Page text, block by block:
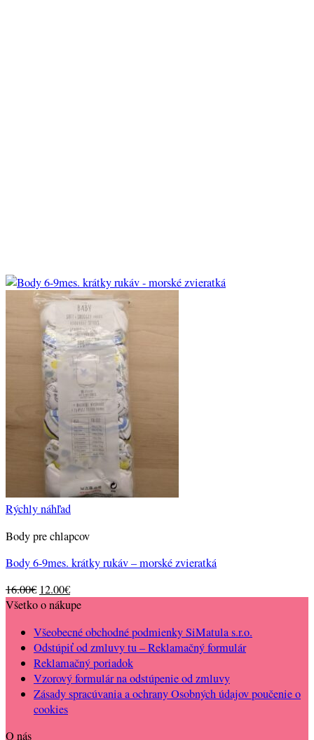
Rýchly náhľad
Body pre chlapcov
Body 6-9mes. krátky rukáv – morské zvieratká
16.00€ Original
price
16.00€.
12.00€Current
price
12.00€.
Všetko o nákupe
Všeobecné obchodné podmienky SiMatula s.r.o.
Odstúpiť od zmluvy tu – Reklamačný formulár
Reklamačný poriadok
Vzorový formulár na odstúpenie od zmluvy
Zásady spracúvania a ochrany Osobných údajov poučenie o
cookies
O nás